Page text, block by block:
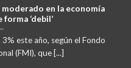
en la economía
‘debil’
este año, según el Fondo
(FMI), que [...]